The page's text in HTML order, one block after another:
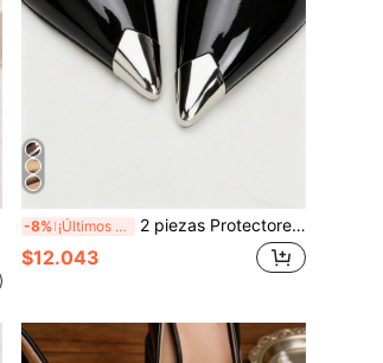
-8% ¡Últimos 3 días 2 piezas Protectores de punta de zapato de tacón alto, accesorios de reparación de punta de zapato anti-golpes, decoración de reparación de punta de zapato de cuero, corrector de punta de zapato dañada, herramienta de punta de zapato resistente al desgaste de metal, los zapatos viejos se vuelven nuevos instantáneamente
$12.043